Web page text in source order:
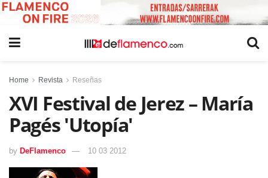
Home Revista Reseñas
XVI Festival de Jerez – María
Pagés 'Utopía'
by DeFlamenco 10 03 2012